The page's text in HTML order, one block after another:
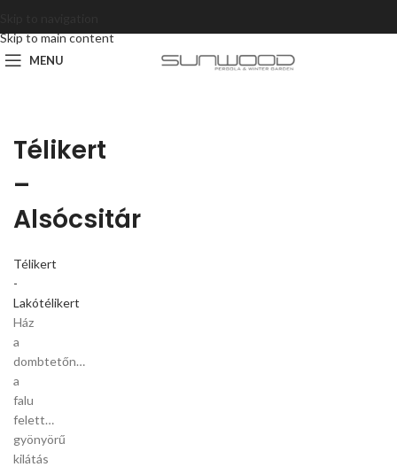
Skip to main content
MENU
Télikert
–
Alsócsitár
Télikert
-
Lakótélikert
Ház
a
dombtetőn…
a
falu
felett…
gyönyörű
kilátás